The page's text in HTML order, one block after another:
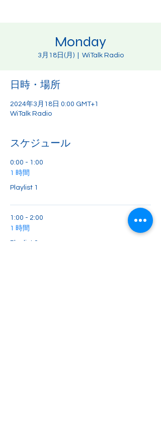
Monday
3月18日(月)
  |
WiTalk Radio
日時・場所
2024年3月18日 0:00 GMT+1
WiTalk Radio
スケジュール
0:00 - 1:00
1 時間
Playlist 1
1:00 - 2:00
1 時間
Playlist 2